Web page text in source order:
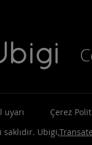
uyarı Çerez
Ubigi,